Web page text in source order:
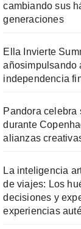
cambiando sus
generaciones
Ella Invierte
añosimpulsando
independencia
Pandora celebra
durante
alianzas
La inteligencia
de viajes: Los
decisiones y
experiencias